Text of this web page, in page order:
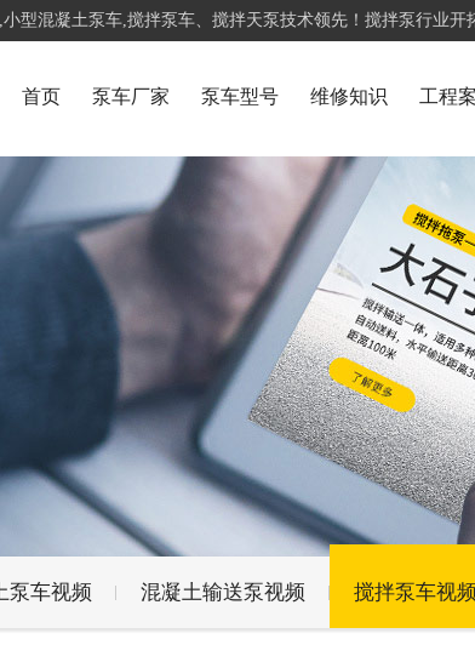
型混凝土泵车,搅拌泵车、搅拌天泵技术领先！搅拌泵行业开
首页 泵车厂家 泵车型号 维修知识 工程
泵车视频 混凝土输送泵视频 搅拌泵车视频